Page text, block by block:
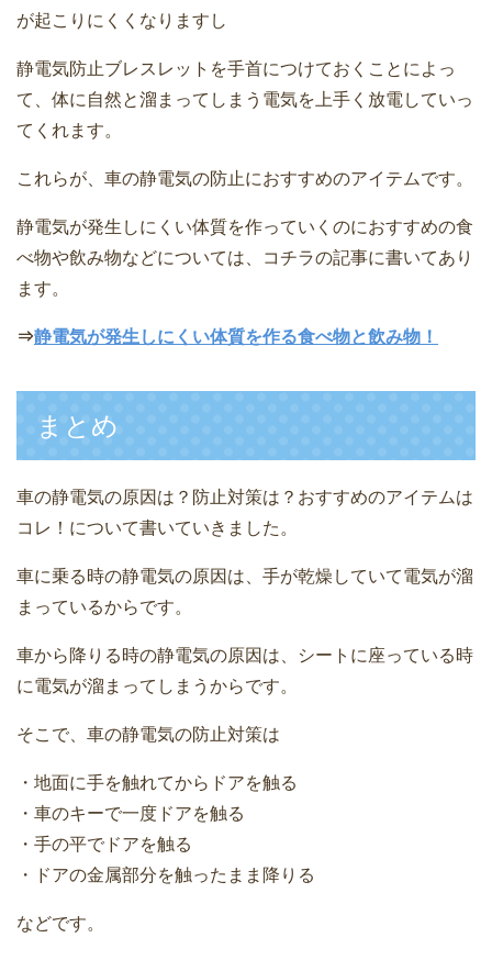
が起こりにくくなりますし
静電気防止ブレスレットを手首につけておくことによっ
て、体に自然と溜まってしまう電気を上手く放電していっ
てくれます。
これらが、車の静電気の防止におすすめのアイテムです。
静電気が発生しにくい体質を作っていくのにおすすめの食
べ物や飲み物などについては、コチラの記事に書いてあり
ます。
⇒静電気が発生しにくい体質を作る食べ物と飲み物！
まとめ
車の静電気の原因は？防止対策は？おすすめのアイテムは
コレ！について書いていきました。
車に乗る時の静電気の原因は、手が乾燥していて電気が溜
まっているからです。
車から降りる時の静電気の原因は、シートに座っている時
に電気が溜まってしまうからです。
そこで、車の静電気の防止対策は
・地面に手を触れてからドアを触る
・車のキーで一度ドアを触る
・手の平でドアを触る
・ドアの金属部分を触ったまま降りる
などです。